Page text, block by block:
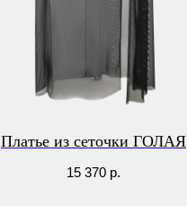
Платье из сеточки ГОЛАЯ
15 370 р.